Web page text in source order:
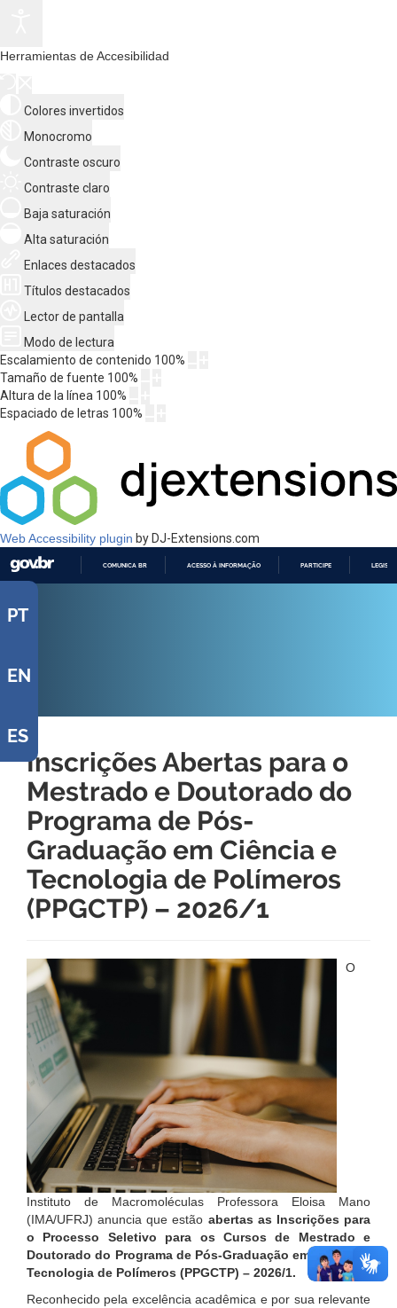
Herramientas de Accesibilidad
Colores invertidos
Monocromo
Contraste oscuro
Contraste claro
Baja saturación
Alta saturación
Enlaces destacados
Títulos destacados
Lector de pantalla
Modo de lectura
Escalamiento de contenido 100%
Tamaño de fuente 100%
Altura de la línea 100%
Espaciado de letras 100%
Web Accessibility plugin by DJ-Extensions.com
COMUNICA BR ACESSO À INFORMAÇÃO PARTICIPE
PT
EN
ES
Inscrições Abertas para o
Mestrado e Doutorado do
Programa de Pós-
Graduação em Ciência e
Tecnologia de Polímeros
(PPGCTP) – 2026/1
O
Instituto de Macromoléculas Professora Eloisa Mano
(IMA/UFRJ) anuncia que estão abertas as Inscrições para
o Processo Seletivo para os Cursos de Mestrado e
Doutorado do Programa de Pós-Graduação em Ciência e
Tecnologia de Polímeros (PPGCTP) – 2026/1.
Reconhecido pela excelência acadêmica e por sua relevante